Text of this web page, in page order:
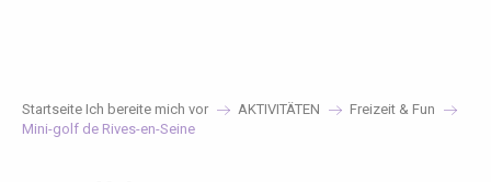
Startseite Ich bereite mich vor AKTIVITÄTEN
Freizeit & Fun
Mini-golf de Rives-en-Seine